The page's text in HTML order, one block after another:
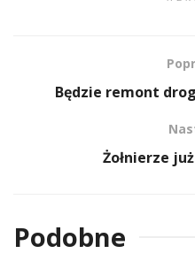
Będzie remont
Żołnierze
Podobne